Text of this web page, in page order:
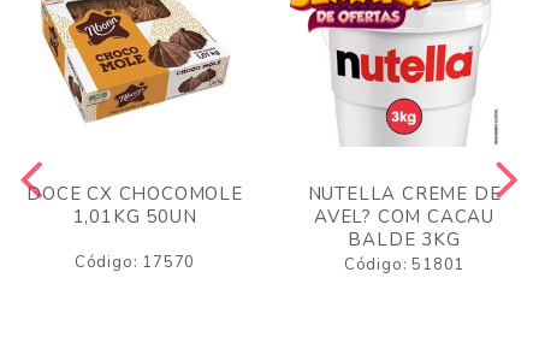
DOCE CX CHOCOMOLE
1,01KG 50UN
Código: 17570
NUTELLA CREME DE
AVEL? COM CACAU
BALDE 3KG
Código: 51801